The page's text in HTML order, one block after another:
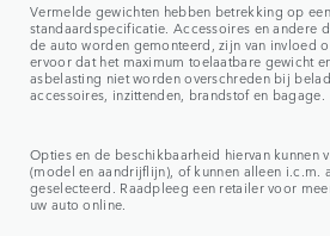
Vermelde gewichten hebben betrekking op
standaardspecificatie. Accessoires en andere
de auto worden gemonteerd, zijn van invloed
ervoor dat het maximum toelaatbare gewicht
asbelasting niet worden overschreden bij
accessoires, inzittenden, brandstof en bagage.
Opties en de beschikbaarheid hiervan kunnen
(model en aandrijflijn), of kunnen alleen i.c.m.
geselecteerd. Raadpleeg een retailer voor
uw auto online.